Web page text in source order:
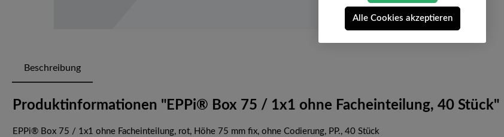
Beschreibung
Produktinformationen "EPPi® Box 75 / 1x1 ohne Facheinteilung, 40 Stück"
EPPi® Box 75 / 1x1 ohne Facheinteilung, rot, Höhe 75 mm fix, ohne Codierung, PP., 40 Stück
Alle Cookies akzeptieren